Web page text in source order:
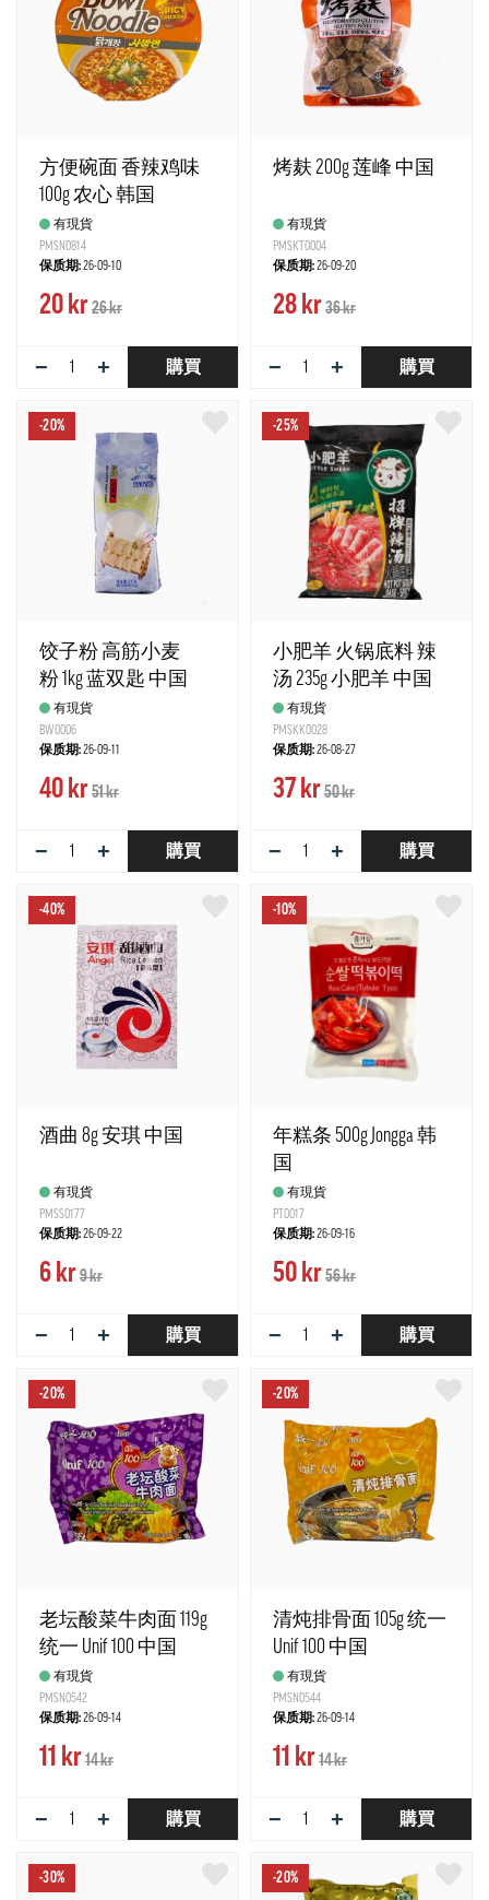
方便碗面 香辣鸡味
100g 农心 韩国
有現貨
PMSN0814
保质期:26-09-10
20 kr26 kr
− + 購買
烤麸 200g 莲峰 中国
有現貨
PMSKT0004
保质期:26-09-20
28 kr36 kr
− + 購買
-20%
饺子粉 高筋小麦
粉 1kg 蓝双匙 中国
有現貨
BW0006
保质期:26-09-11
40 kr51 kr
− + 購買
-25%
小肥羊 火锅底料 辣
汤 235g 小肥羊 中国
有現貨
PMSKK0028
保质期:26-08-27
37 kr50 kr
− + 購買
-40%
酒曲 8g 安琪 中国
有現貨
PMSS0177
保质期:26-09-22
6 kr9 kr
− + 購買
-10%
年糕条 500g Jongga 韩
国
有現貨
PT0017
保质期:26-09-16
50 kr56 kr
− + 購買
-20%
老坛酸菜牛肉面 119g
统一 Unif 100 中国
有現貨
PMSN0542
保质期:26-09-14
11 kr14 kr
− + 購買
-20%
清炖排骨面 105g 统一
Unif 100 中国
有現貨
PMSN0544
保质期:26-09-14
11 kr14 kr
− + 購買
-30% -20%